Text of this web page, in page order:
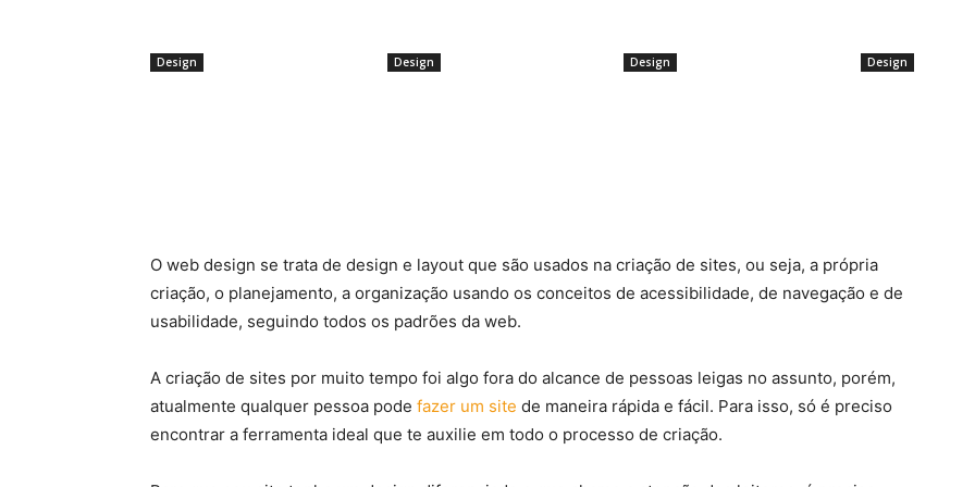
Design Design Design Design
O web design se trata de design e layout que são usados na criação de sites, ou seja, a própria
criação, o planejamento, a organização usando os conceitos de acessibilidade, de navegação e de
usabilidade, seguindo todos os padrões da web.
A criação de sites por muito tempo foi algo fora do alcance de pessoas leigas no assunto, porém,
atualmente qualquer pessoa pode fazer um site de maneira rápida e fácil. Para isso, só é preciso
encontrar a ferramenta ideal que te auxilie em todo o processo de criação.